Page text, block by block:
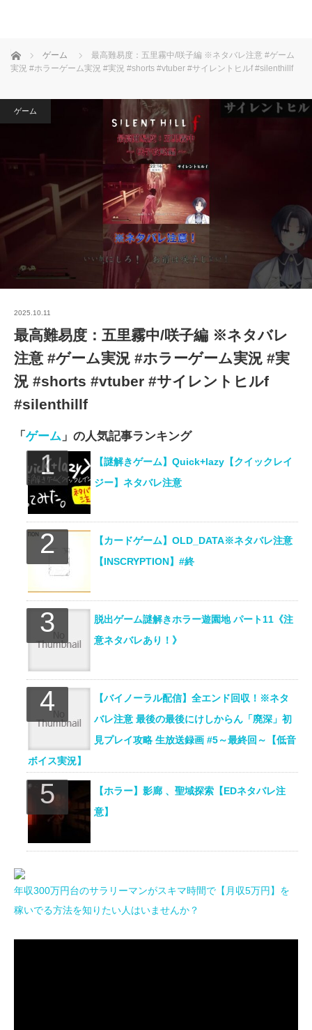
ホーム ゲーム
最高難易度：五里霧中/咲子編 ※ネタバレ注意 #ゲーム
実況 #ホラーゲーム実況 #実況 #shorts #vtuber #サイレントヒルf #silenthillf
ゲーム
2025.10.11
最高難易度：五里霧中/咲子編 ※ネタバレ
注意 #ゲーム実況 #ホラーゲーム実況 #実
況 #shorts #vtuber #サイレントヒルf
#silenthillf
「 ゲーム 」の人気記事ランキング
【謎解きゲーム】Quick+lazy【クイックレイ
ジー】ネタバレ注意
【カードゲーム】OLD_DATA※ネタバレ注意
【INSCRYPTION】#終
脱出ゲーム謎解きホラー遊園地 パート11《注
意ネタバレあり！》
【バイノーラル配信】全エンド回収！※ネタ
バレ注意 最後の最後にけしからん「廃深」初
見プレイ攻略 生放送録画 #5～最終回～【低音
ボイス実況】
【ホラー】影廊 、聖域探索【EDネタバレ注
意】
年収300万円台のサラリーマンがスキマ時間で【月収5万円】を
稼いでる方法を知りたい人はいませんか？